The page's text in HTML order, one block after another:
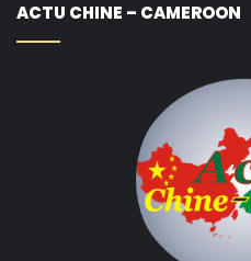
ACTU CHINE – CAMEROON